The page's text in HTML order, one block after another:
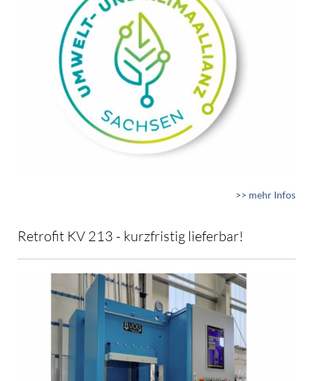
>> mehr Infos
Retrofit KV 213 - kurzfristig lieferbar!